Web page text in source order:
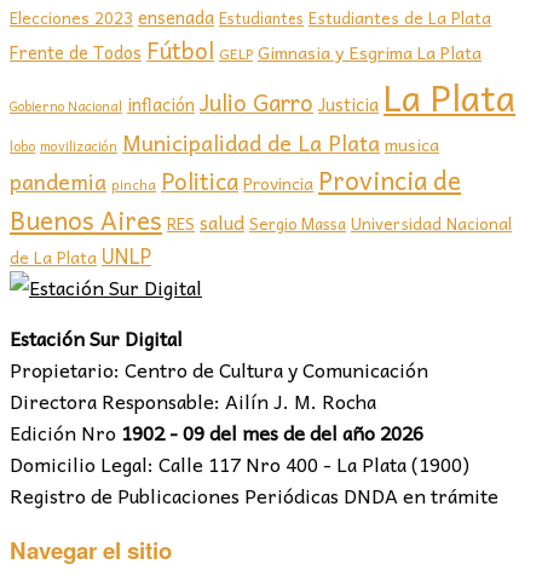
Elecciones 2023 ensenada Estudiantes Estudiantes de La Plata
Frente de Todos Fútbol GELP Gimnasia y Esgrima La Plata
Gobierno Nacional inflación Julio Garro Justicia La Plata
lobo movilización Municipalidad de La Plata musica
pandemia pincha PoliticaProvincia Provincia de
Buenos Aires RES saludSergio MassaUniversidad Nacional
de La Plata UNLP
Estación Sur Digital
Propietario: Centro de Cultura y Comunicación
Directora Responsable: Ailín J. M. Rocha
Edición Nro 1902 - 09 del mes de del año 2026
Domicilio Legal: Calle 117 Nro 400 - La Plata (1900)
Registro de Publicaciones Periódicas DNDA en trámite
Navegar el sitio